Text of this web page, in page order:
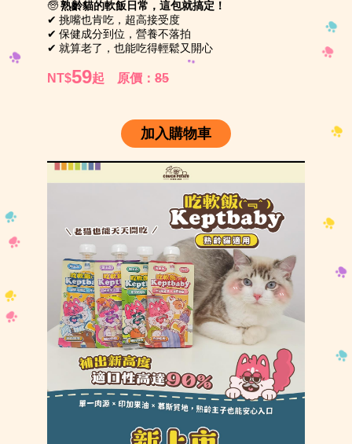
🧓 熟齡貓的軟飯日常，這包就搞定！
✔ 挑嘴也肯吃，超高接受度
✔ 保健成分到位，營養不落拍
✔ 就算老了，也能吃得輕鬆又開心
NT$59起 原價： 85
加入購物車